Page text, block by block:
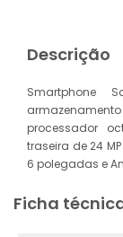
Descrição
Smartphone
processador
traseira de 24
6 polegadas e
Ficha